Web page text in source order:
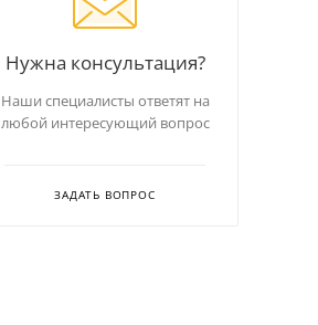
Нужна консультация?
Наши специалисты ответят на
любой интересующий вопрос
ЗАДАТЬ ВОПРОС